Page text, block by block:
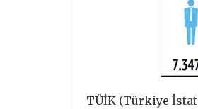
TÜİK (Türkiye